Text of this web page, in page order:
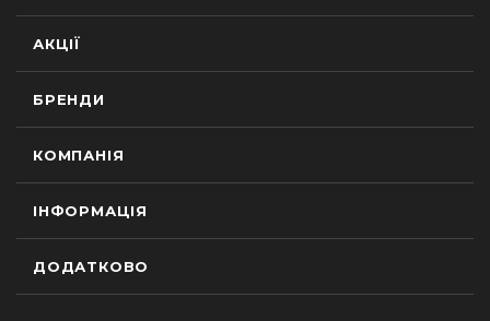
АКЦІЇ
БРЕНДИ
КОМПАНІЯ
ІНФОРМАЦІЯ
ДОДАТКОВО